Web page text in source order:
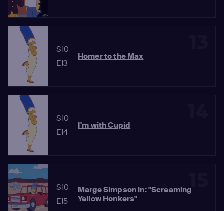
S10
E13
Homer to the Max
S10
E14
I'm with Cupid
S10
E15
Marge Simpson in: "Screaming
Yellow Honkers"